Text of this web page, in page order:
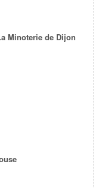
Minoterie de Dijon